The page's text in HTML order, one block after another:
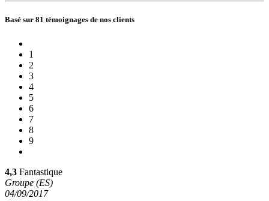
Basé sur 81 témoignages de nos clients
1
2
3
4
5
6
7
8
9
4,3 Fantastique
Groupe (ES)
04/09/2017